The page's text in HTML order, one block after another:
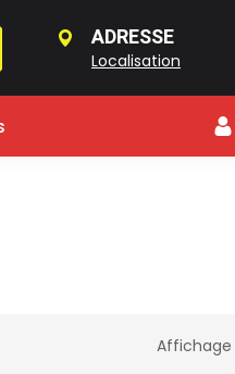
ADRESSE
Localisation
Affichage